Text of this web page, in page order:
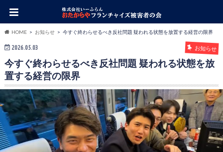
HOME お知らせ 今すぐ終わらせるべき反社問題 疑われる状態を放置する経営の限界
2026.05.03 お知らせ
今すぐ終わらせるべき反社問題 疑われる状態を放
置する経営の限界